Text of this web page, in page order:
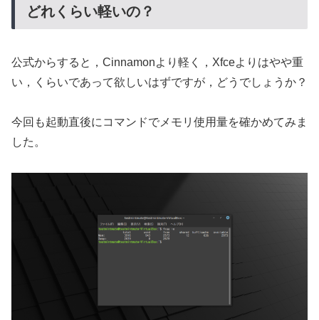
どれくらい軽いの？
公式からすると，Cinnamonより軽く，Xfceよりはやや重
い，くらいであって欲しいはずですが，どうでしょうか？
今回も起動直後にコマンドでメモリ使用量を確かめてみま
した。